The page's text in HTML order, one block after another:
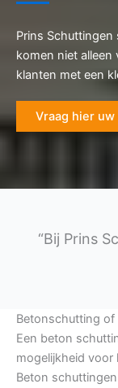
Prins Schuttingen
komen niet
klanten met een
Vraag hier
“Bij Prins
Betonschutting
Een beton
mogelijkheid voor
Beton